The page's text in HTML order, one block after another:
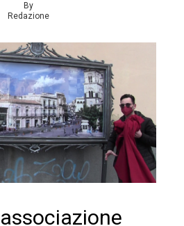
By
Redazione